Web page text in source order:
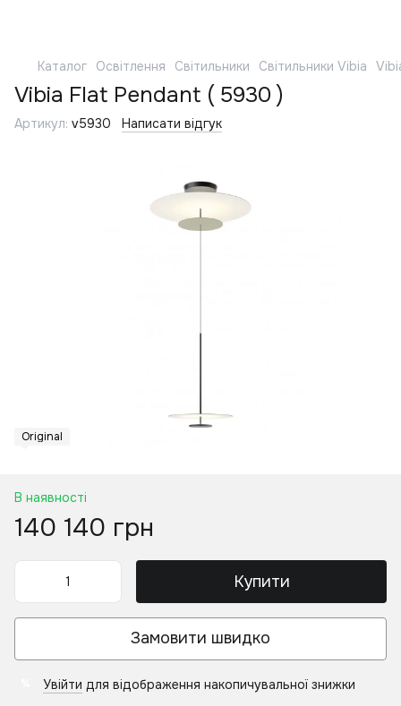
Каталог Освітлення Світильники Світильники Vibia
Vibia Flat Pendant ( 5930 )
Артикул: v5930 Написати відгук
Original
В наявності
140 140 грн
Купити
Замовити швидко
Увійти для відображення накопичувальної знижки